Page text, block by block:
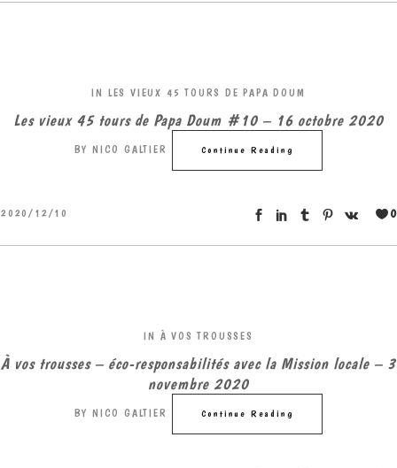
IN LES VIEUX 45 TOURS DE PAPA DOUM
Les vieux 45 tours de Papa Doum #10 – 16 octobre 2020
BY NICO GALTIER Continue Reading
2020/12/10 0
IN À VOS TROUSSES
À vos trousses – éco-responsabilités avec la Mission locale – 3
novembre 2020
BY NICO GALTIER Continue Reading